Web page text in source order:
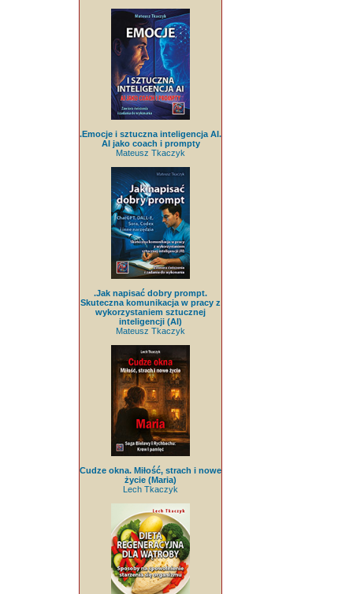
.Emocje i sztuczna inteligencja AI.
AI jako coach i prompty
Mateusz Tkaczyk
.Jak napisać dobry prompt.
Skuteczna komunikacja w pracy z
wykorzystaniem sztucznej
inteligencji (AI)
Mateusz Tkaczyk
Cudze okna. Miłość, strach i nowe
życie (Maria)
Lech Tkaczyk